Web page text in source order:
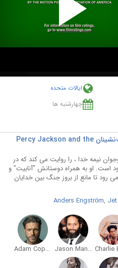
ایالات متحده
چهارشنبه ها
دانلود سریال پرسی جکسون و المپ‌نشینان Percy Jackson and the
نیمه خدا ، را روایت می کند که در
او به همراه دوستانش "آنابیت" و
تا مانع از بروز جنگ بین خدایان
Anders Engström,
Jason Mantzoukas
Adam Copeland